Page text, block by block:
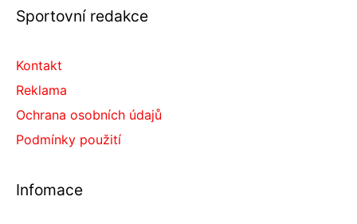
Sportovní redakce
Kontakt
Reklama
Ochrana osobních údajů
Podmínky použití
Infomace